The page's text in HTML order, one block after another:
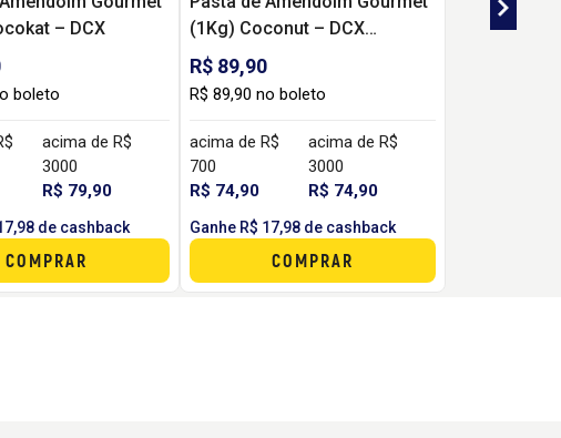
– DCX
boleto
acima de R$
3000
R$ 79,90
de cashback
COMPRAR
(1Kg) Coconut – DCX
NUTRITION
R$ 89,90
R$ 89,90 no boleto
acima de R$
700
R$ 74,90
acima de R$
3000
R$ 74,90
Ganhe R$ 17,98 de cashback
COMPRAR